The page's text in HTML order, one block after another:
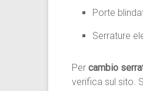
Porte
Serrature
Per cambio
verifica sul sito.